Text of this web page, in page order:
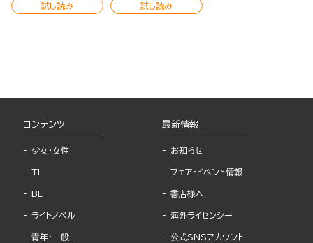
試し読み 試し読み
コンテンツ
少女・女性
TL
BL
ライトノベル
青年・一般
最新情報
お知らせ
フェア・イベント情報
書店様へ
海外ライセンシー
公式SNSアカウント